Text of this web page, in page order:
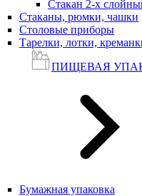
Стакан 2-х
Стаканы, рюмки, чашки
Столовые приборы
Тарелки, лотки,
ПИЩЕВАЯ
Бумажная упаковка